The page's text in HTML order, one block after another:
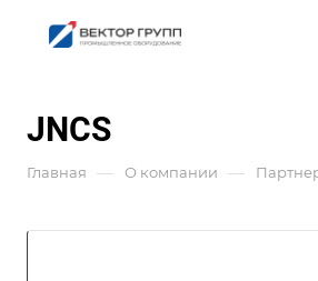
JNCS
Главная — О компании —